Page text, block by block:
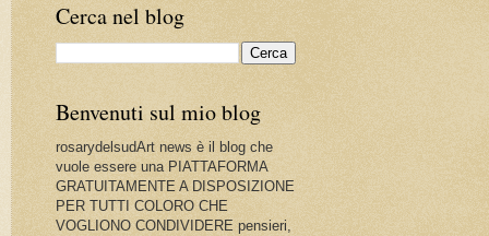
Cerca nel blog
Benvenuti sul mio blog
rosarydelsudArt news è il blog che
vuole essere una PIATTAFORMA
GRATUITAMENTE A DISPOSIZIONE
PER TUTTI COLORO CHE
VOGLIONO CONDIVIDERE pensieri,